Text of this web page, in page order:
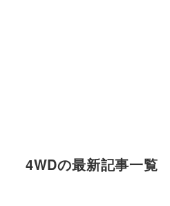
4WDの最新記事一覧